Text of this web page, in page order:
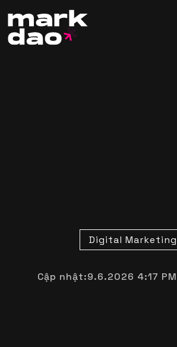
Digital Marketing
Cập nhật:9.6.2026 4:17 PM